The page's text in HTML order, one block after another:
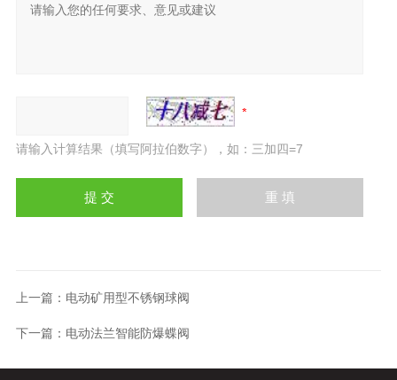
请输入计算结果（填写阿拉伯数字），如：三加四=7
上一篇： 电动矿用型不锈钢球阀
下一篇： 电动法兰智能防爆蝶阀